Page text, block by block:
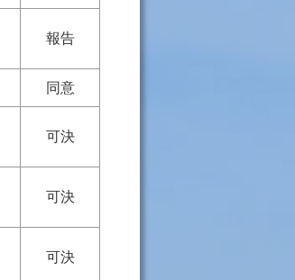
報告
同意
可決
可決
可決